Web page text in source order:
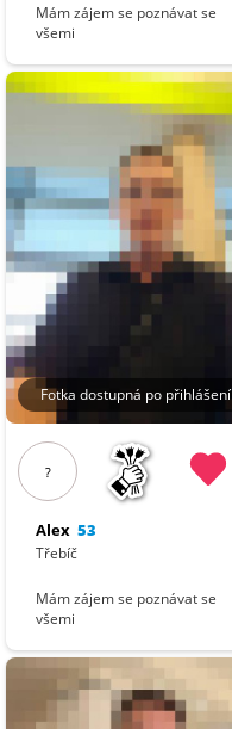
Mám zájem se poznávat se
všemi
Fotka dostupná po přihlášení
?
Alex 53
Třebíč
Mám zájem se poznávat se
všemi